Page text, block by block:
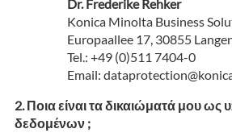
Dr. Frederike Rehker
Konica Minolta Business
Europaallee 17, 30855
Tel.: +49 (0)511 7404-0
Email:
Ποια είναι τα δικαιώματά μου ως
δεδομένων ;